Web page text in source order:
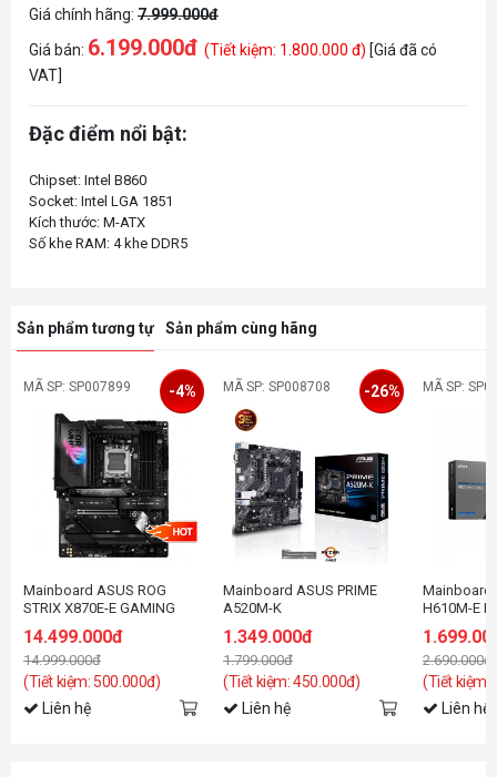
Giá chính hãng: 7.999.000đ
Giá bán: 6.199.000đ (Tiết kiệm: 1.800.000 đ) [Giá đã có
VAT]
Đặc điểm nổi bật:
Chipset: Intel B860
Socket: Intel LGA 1851
Kích thước: M-ATX
Sản phẩm tương tự Sản phẩm cùng hãng
MÃ SP: SP007899
Mainboard ASUS ROG
STRIX X870E-E GAMING
14.499.000đ
14.999.000đ
(Tiết kiệm: 500.000đ)
-4%
Liên hệ
MÃ SP: SP008708
Mainboard ASUS PRIME
A520M-K
1.349.000đ
1.799.000đ
(Tiết kiệm: 450.000đ)
-26%
Liên hệ
MÃ SP:
Mainboard
H610M-E
2.690.000đ
(Tiết kiệm:
Liên hệ